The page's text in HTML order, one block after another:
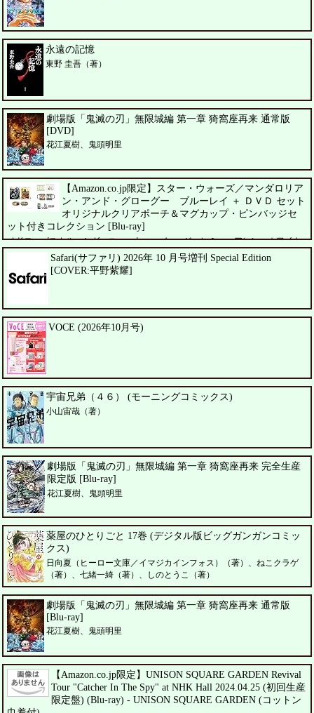
永遠の記憶
東野 圭吾（著）
劇場版「鬼滅の刃」無限城編 第一章 猗窩座再来 通常版
[DVD]
花江夏樹、鬼頭明里
【Amazon.co.jp限定】スター・ウォーズ／マンダロリア
ン・アンド・グローグー ブルーレイ ＋ ＤＶＤ セット
オリジナルクリアポーチ＆マグカップ・ピンバッジセ
ット付きコレクション [Blu-ray]
ペドロ・パスカル、シガーニー・ウィーバー、ジェレミー・アレン・ホワイト
Safari(サファリ) 2026年 10 月号増刊 Special Edition
[COVER:平野紫耀]
VOCE (2026年10月号)
宇宙兄弟（４６） (モーニングコミックス)
小山宙哉（著）
劇場版「鬼滅の刃」無限城編 第一章 猗窩座再来 完全生産
限定版 [Blu-ray]
花江夏樹、鬼頭明里
薬屋のひとりごと 17巻 (デジタル版ビッグガンガンコミッ
クス)
日向夏（ヒーロー文庫／イマジカインフォス）（著）、ねこクラゲ
（著）、七緒一綺（著）、しのとうこ（著）
劇場版「鬼滅の刃」無限城編 第一章 猗窩座再来 通常版
[Blu-ray]
花江夏樹、鬼頭明里
【Amazon.co.jp限定】UNISON SQUARE GARDEN Revival
Tour "Catcher In The Spy" at NHK Hall 2024.04.25 (初回生産
限定盤) (Blu-ray) - UNISON SQUARE GARDEN (コットン